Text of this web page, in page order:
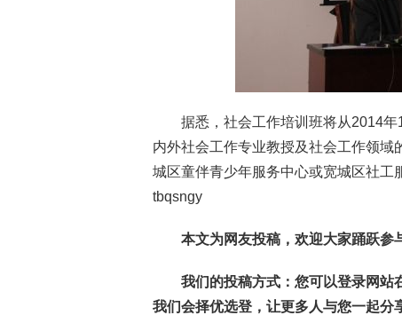
据悉，社会工作培训班将从2014
内外社会工作专业教授及社会工作领
城区童伴青少年服务中心或宽城区社工
tbqsngy
本文为网友投稿，欢迎大家踊跃参
我们的投稿方式：您可以登录网站
我们会择优选登，让更多人与您一起分